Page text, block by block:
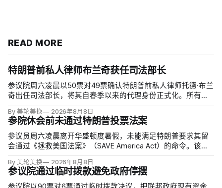
READ MORE
特朗普前私人律师布兰奇获任司法部长
参议院周六凌晨以50票对49票确认特朗普前私人律师托德·布兰
奇出任司法部长，将其自春季以来的代理身份正式化。所有出
斯倒戈；长期因健康缺席的米奇·麦康奈尔未投票。比尔·卡西迪
最终支持，使提名得以过关。
By 美轮美换 2026年8月8日
参院休会前未通过特朗普投票法案
参议员周六凌晨离开华盛顿度暑假，未能满足特朗普要求其留
会通过《拯救美国法案》（SAVE America Act）的命令。该法
足够支持，更不可能达到参议院推进多数法案所需的60票。
By 美轮美换 2026年8月8日
参议院通过临时拨款避免政府停摆